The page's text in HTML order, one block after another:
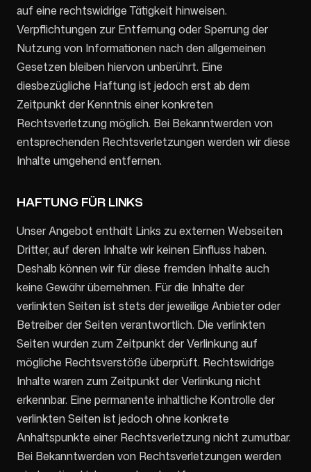
auf eine rechtswidrige Tätigkeit hinweisen.
Verpflichtungen zur Entfernung oder Sperrung der
Nutzung von Informationen nach den allgemeinen
Gesetzen bleiben hiervon unberührt. Eine
diesbezügliche Haftung ist jedoch erst ab dem
Zeitpunkt der Kenntnis einer konkreten
Rechtsverletzung möglich. Bei Bekanntwerden von
entsprechenden Rechtsverletzungen werden wir diese
Inhalte umgehend entfernen.
HAFTUNG FÜR LINKS
Unser Angebot enthält Links zu externen Webseiten
Dritter, auf deren Inhalte wir keinen Einfluss haben.
Deshalb können wir für diese fremden Inhalte auch
keine Gewähr übernehmen. Für die Inhalte der
verlinkten Seiten ist stets der jeweilige Anbieter oder
Betreiber der Seiten verantwortlich. Die verlinkten
Seiten wurden zum Zeitpunkt der Verlinkung auf
mögliche Rechtsverstöße überprüft. Rechtswidrige
Inhalte waren zum Zeitpunkt der Verlinkung nicht
erkennbar. Eine permanente inhaltliche Kontrolle der
verlinkten Seiten ist jedoch ohne konkrete
Anhaltspunkte einer Rechtsverletzung nicht zumutbar.
Bei Bekanntwerden von Rechtsverletzungen werden